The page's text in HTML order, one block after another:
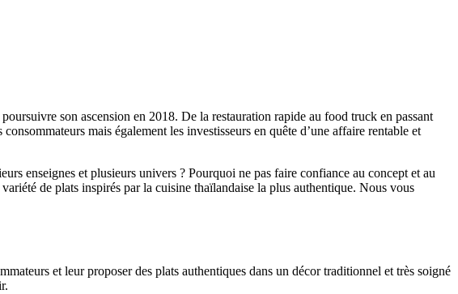
son ascension en 2018. De la restauration rapide au food truck en passant
mais également les investisseurs en quête d’une affaire rentable et
enseignes et plusieurs univers ? Pourquoi ne pas faire confiance au concept et au
de plats inspirés par la cuisine thaïlandaise la plus authentique. Nous vous
et leur proposer des plats authentiques dans un décor traditionnel et très soigné